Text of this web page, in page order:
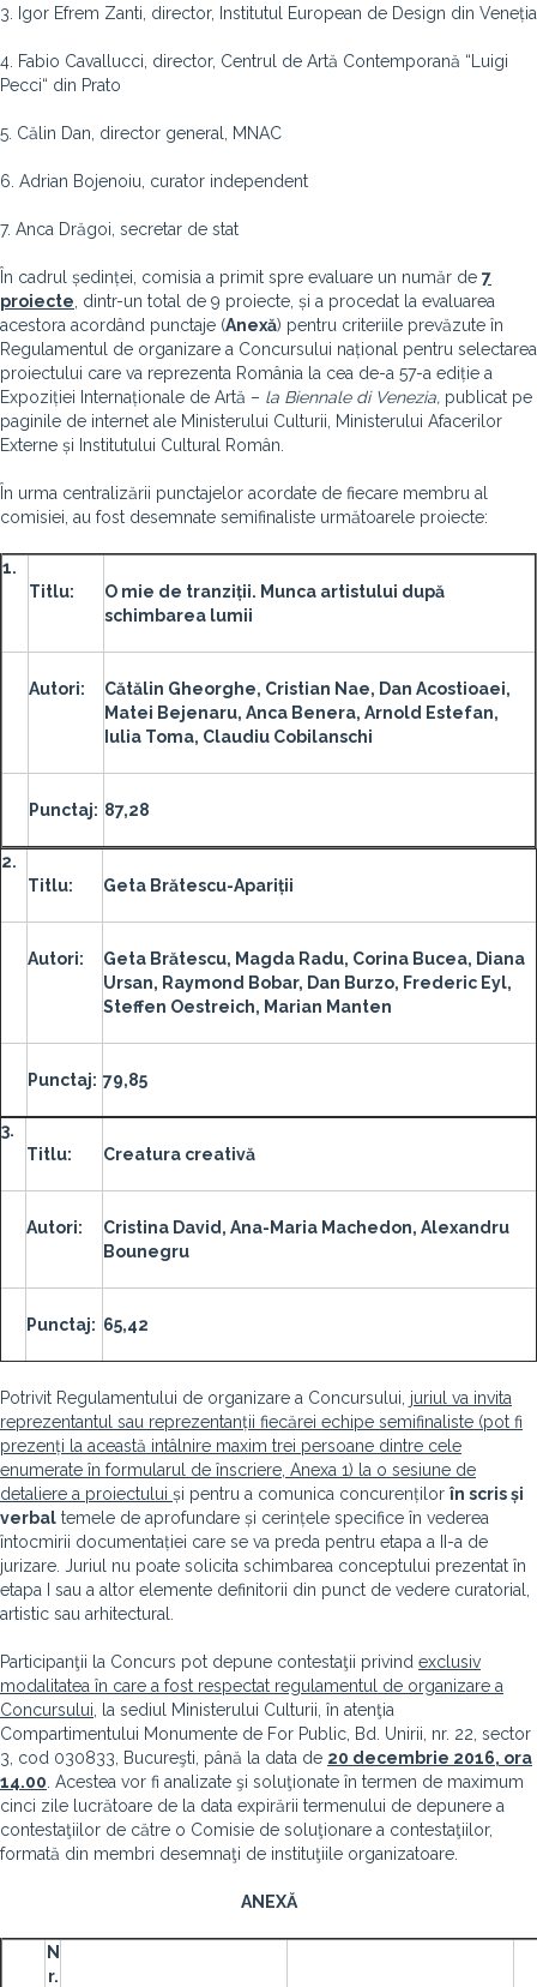
3. Igor Efrem Zanti, director, Institutul European de Design din Veneția
4. Fabio Cavallucci, director, Centrul de Artă Contemporană “Luigi
Pecci“ din Prato
5. Călin Dan, director general, MNAC
6. Adrian Bojenoiu, curator independent
7. Anca Drăgoi, secretar de stat
În cadrul ședinței, comisia a primit spre evaluare un număr de 7
proiecte , dintr-un total de 9 proiecte, și a procedat la evaluarea
acestora acordând punctaje (Anexă) pentru criteriile prevăzute în
Regulamentul de organizare a Concursului național pentru selectarea
proiectului care va reprezenta România la cea de-a 57-a ediție a
Expoziției Internaționale de Artă – la Biennale di Venezia, publicat pe
paginile de internet ale Ministerului Culturii, Ministerului Afacerilor
Externe și Institutului Cultural Român.
În urma centralizării punctajelor acordate de fiecare membru al
comisiei, au fost desemnate semifinaliste următoarele proiecte:
1.
Titlu:
O mie de tranziții. Munca artistului după
schimbarea lumii
Autori:
Cătălin Gheorghe, Cristian Nae, Dan Acostioaei,
Matei Bejenaru, Anca Benera, Arnold Estefan,
Iulia Toma, Claudiu Cobilanschi
Punctaj: 87,28
2.
Titlu:
Geta Brătescu-Apariții
Autori:
Geta Brătescu, Magda Radu, Corina Bucea, Diana
Ursan, Raymond Bobar, Dan Burzo, Frederic Eyl,
Steffen Oestreich, Marian Manten
Punctaj: 79,85
3.
Titlu:
Creatura creativă
Autori:
Cristina David, Ana-Maria Machedon, Alexandru
Bounegru
Punctaj: 65,42
Potrivit Regulamentului de organizare a Concursului, juriul va invita
reprezentantul sau reprezentanții fiecărei echipe semifinaliste (pot fi
prezenți la această intâlnire maxim trei persoane dintre cele
enumerate în formularul de înscriere, Anexa 1) la o sesiune de
detaliere a proiectului și pentru a comunica concurenților în scris și
verbal temele de aprofundare și cerințele specifice în vederea
întocmirii documentației care se va preda pentru etapa a II-a de
jurizare. Juriul nu poate solicita schimbarea conceptului prezentat în
etapa I sau a altor elemente definitorii din punct de vedere curatorial,
artistic sau arhitectural.
Participanţii la Concurs pot depune contestaţii privind exclusiv
modalitatea în care a fost respectat regulamentul de organizare a
Concursului , la sediul Ministerului Culturii, în atenţia
Compartimentului Monumente de For Public, Bd. Unirii, nr. 22, sector
3, cod 030833, Bucureşti, până la data de 20 decembrie 2016, ora
14.00 . Acestea vor fi analizate şi soluţionate în termen de maximum
cinci zile lucrătoare de la data expirării termenului de depunere a
contestaţiilor de către o Comisie de soluţionare a contestaţiilor,
formată din membri desemnaţi de instituţiile organizatoare.
ANEXĂ
N
r.